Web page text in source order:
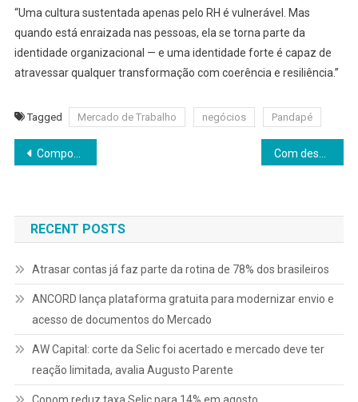
“Uma cultura sustentada apenas pelo RH é vulnerável. Mas
quando está enraizada nas pessoas, ela se torna parte da
identidade organizacional — e uma identidade forte é capaz de
atravessar qualquer transformação com coerência e resiliência.”
Tagged Mercado de Trabalho negócios Pandapé
Navegação
Post
Comportamento acima do diploma: nova solução do Pandapé usa neurociência, IA e gamificação para prever desempenho com mais precisão e menos viés
RECENT POSTS
Atrasar contas já faz parte da rotina de 78% dos brasileiros
ANCORD lança plataforma gratuita para modernizar envio e
acesso de documentos do Mercado
AW Capital: corte da Selic foi acertado e mercado deve ter
reação limitada, avalia Augusto Parente
Copom reduz taxa Selic para 14% em agosto